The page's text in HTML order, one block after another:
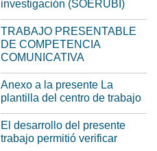
investigación (SOERUBI)
TRABAJO PRESENTABLE
DE COMPETENCIA
COMUNICATIVA
Anexo a la presente La
plantilla del centro de trabajo
El desarrollo del presente
trabajo permitió verificar